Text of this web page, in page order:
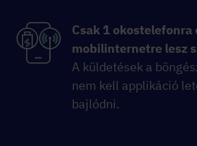
Csak 1 okostelefonra
mobilinternetre lesz
A küldetések a
nem kell applikáció
bajlódni.